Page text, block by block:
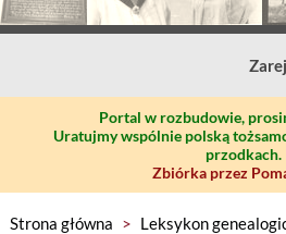
Portal w rozbudowie,
Uratujmy wspólnie polską
przodkach.
Zbiórka przez
Strona główna > Leksykon